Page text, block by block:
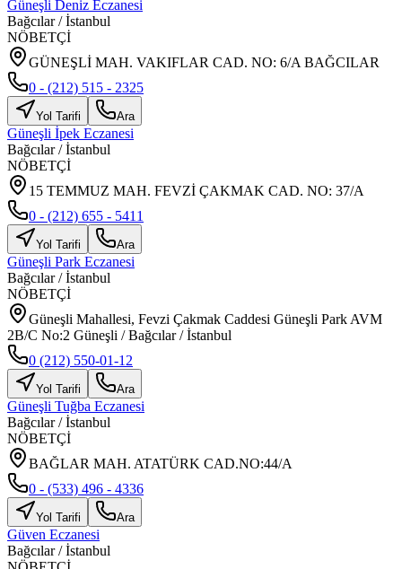
Güneşli Deniz Eczanesi
Bağcılar/İstanbul
NÖBETÇİ
GÜNEŞLİ MAH. VAKIFLAR CAD. NO: 6/A BAĞCILAR
0 - (212) 515 - 2325
Yol Tarifi Ara
Güneşli İpek Eczanesi
Bağcılar/İstanbul
NÖBETÇİ
15 TEMMUZ MAH. FEVZİ ÇAKMAK CAD. NO: 37/A
0 - (212) 655 - 5411
Yol Tarifi Ara
Güneşli Park Eczanesi
Bağcılar/İstanbul
NÖBETÇİ
Güneşli Mahallesi, Fevzi Çakmak Caddesi Güneşli Park AVM
2B/C No:2 Güneşli / Bağcılar / İstanbul
0 (212) 550-01-12
Yol Tarifi Ara
Güneşli Tuğba Eczanesi
Bağcılar/İstanbul
NÖBETÇİ
BAĞLAR MAH. ATATÜRK CAD.NO:44/A
0 - (533) 496 - 4336
Yol Tarifi Ara
Güven Eczanesi
Bağcılar/İstanbul